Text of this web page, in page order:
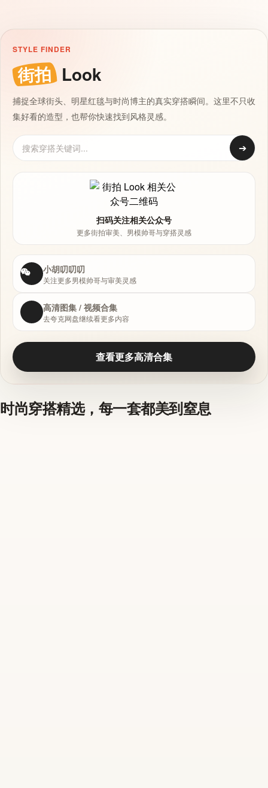
STYLE FINDER
街拍 Look
捕捉全球街头、明星红毯与时尚博主的真实穿搭瞬间。这里不只收
集好看的造型，也帮你快速找到风格灵感。
➔
扫码关注相关公众号
更多街拍审美、男模帅哥与穿搭灵感
小胡叨叨叨
关注更多男模帅哥与审美灵感
高清图集 / 视频合集
去夸克网盘继续看更多内容
查看更多高清合集
时尚穿搭精选，每一套都美到窒息